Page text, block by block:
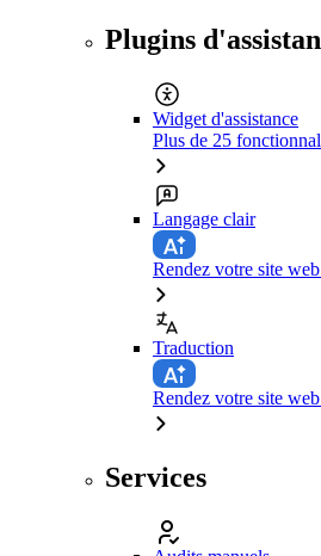
Plugins
Widget d'assistance
Plus de 25
Langage clair
Rendez votre site
Traduction
Rendez votre site
Services